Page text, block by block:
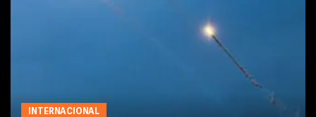
INTERNACIONAL